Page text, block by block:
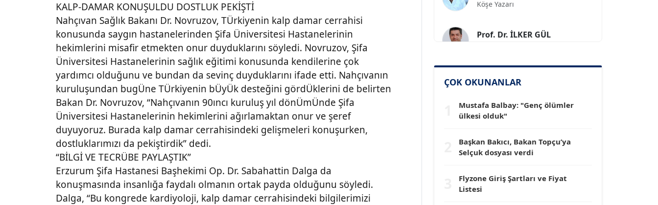
KALP-DAMAR KONUŞULDU DOSTLUK PEKİŞTİ
Nahçıvan Sağlık Bakanı Dr. Novruzov, TÜrkiyenin kalp damar cerrahisi
konusunda saygın hastanelerinden Şifa Üniversitesi Hastanelerinin
hekimlerini misafir etmekten onur duyduklarını söyledi. Novruzov, Şifa
Üniversitesi Hastanelerinin sağlık eğitimi konusunda kendilerine çok
yardımcı olduğunu ve bundan da sevinç duyduklarını ifade etti. Nahçıvanın
kuruluşundan bugÜne TÜrkiyenin bÜyÜk desteğini gördÜklerini de belirten
Bakan Dr. Novruzov, “Nahçıvanın 90ıncı kuruluş yıl dönÜmÜnde Şifa
Üniversitesi Hastanelerinin hekimlerini ağırlamaktan onur ve şeref
duyuyoruz. Burada kalp damar cerrahisindeki gelişmeleri konuşurken,
dostluklarımızı da pekiştirdik” dedi.
“BİLGİ VE TECRÜBE PAYLAŞTIK”
Erzurum Şifa Hastanesi Başhekimi Op. Dr. Sabahattin Dalga da
konuşmasında insanlığa faydalı olmanın ortak payda olduğunu söyledi.
Dalga, “Bu kongrede kardiyoloji, kalp damar cerrahisindeki bilgilerimizi
Köşe Yazarı
SİNAN GENÇ
Köşe Yazarı
Dr. HAKAN TARTAN
Köşe Yazarı
Prof. Dr. YÜCEL OCAK
TEOMAN GÜRAY
ÇOK OKUNANLAR
Mustafa Balbay: "Genç ölümler
ülkesi olduk"
Başkan Bakıcı, Bakan Topçu’ya
Selçuk dosyası verdi
Flyzone Giriş Şartları ve Fiyat
Listesi